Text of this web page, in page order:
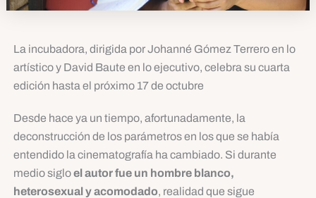
La incubadora, dirigida por Johanné Gómez Terrero en lo
artístico y David Baute en lo ejecutivo, celebra su cuarta
edición hasta el próximo 17 de octubre
Desde hace ya un tiempo, afortunadamente, la
deconstrucción de los parámetros en los que se había
entendido la cinematografía ha cambiado. Si durante
medio sigloel autor fue un hombre blanco,
heterosexual y acomodado, realidad que sigue